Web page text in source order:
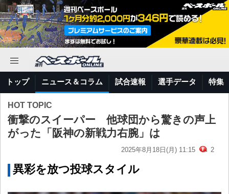
トップ ニュース＆コラム 試合速報 選手データ 特集
HOT TOPIC
衝撃のスイーパー 他球団から驚きの声上
がった「阪神の新戦力右腕」は
2025年8月18日(月) 11:15 2
異彩を放つ投球スタイル